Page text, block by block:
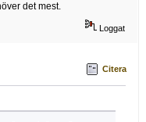
det mest.
Loggat
Citera